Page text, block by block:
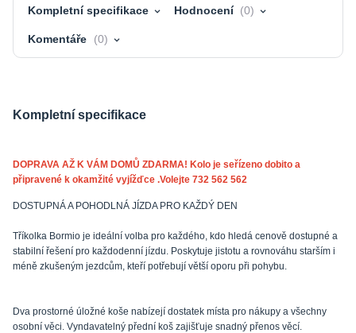
Kompletní specifikace Hodnocení 0
Komentáře 0
Kompletní specifikace
DOPRAVA AŽ K VÁM DOMŮ ZDARMA! Kolo je seřízeno dobito a
připravené k okamžité vyjížďce .Volejte 732 562 562
DOSTUPNÁ A POHODLNÁ JÍZDA PRO KAŽDÝ DEN
Tříkolka Bormio je ideální volba pro každého, kdo hledá cenově dostupné a
stabilní řešení pro každodenní jízdu. Poskytuje jistotu a rovnováhu starším i
méně zkušeným jezdcům, kteří potřebují větší oporu při pohybu.
Dva prostorné úložné koše nabízejí dostatek místa pro nákupy a všechny
osobní věci. Vyndavatelný přední koš zajišťuje snadný přenos věcí.